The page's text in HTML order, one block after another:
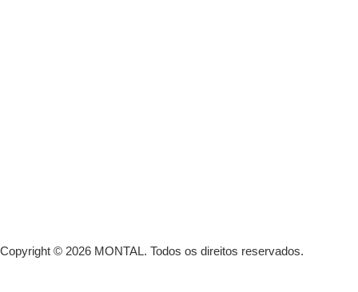
Copyright © 2026 MONTAL. Todos os direitos reservados.